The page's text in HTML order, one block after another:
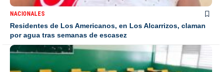
NACIONALES
Residentes de Los Americanos, en Los Alcarrizos, claman
por agua tras semanas de escasez